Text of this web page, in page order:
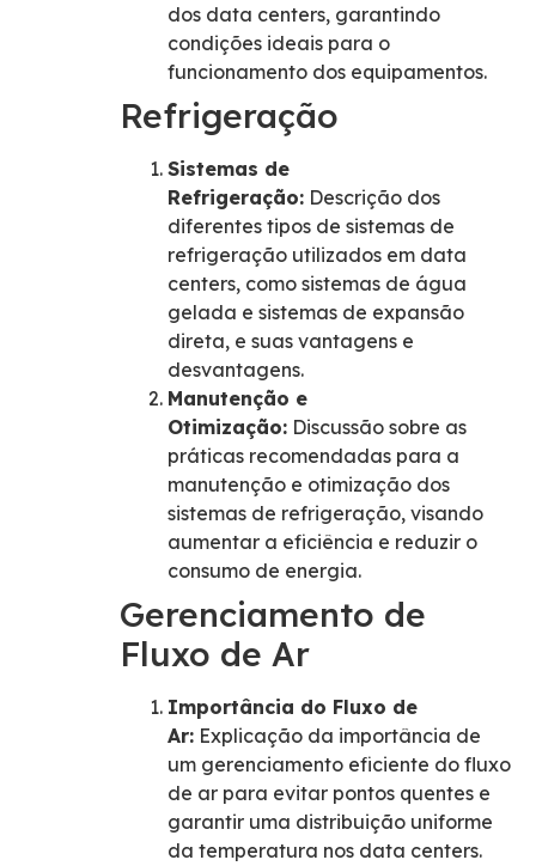
dos data centers, garantindo
condições ideais para o
funcionamento dos equipamentos.
Refrigeração
Sistemas de
Refrigeração: Descrição dos
diferentes tipos de sistemas de
refrigeração utilizados em data
centers, como sistemas de água
gelada e sistemas de expansão
direta, e suas vantagens e
desvantagens.
Manutenção e
Otimização: Discussão sobre as
práticas recomendadas para a
manutenção e otimização dos
sistemas de refrigeração, visando
aumentar a eficiência e reduzir o
consumo de energia.
Gerenciamento de
Fluxo de Ar
Importância do Fluxo de
Ar: Explicação da importância de
um gerenciamento eficiente do fluxo
de ar para evitar pontos quentes e
garantir uma distribuição uniforme
da temperatura nos data centers.